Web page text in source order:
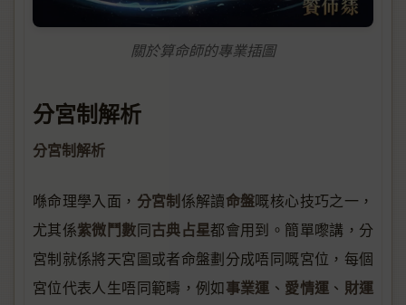
關於算命師的專業插圖
分宮制解析
分宮制解析
喺命理學入面， 分宮制係解讀命盤嘅核心技巧之一，
尤其係紫微鬥數同古典占星都會用到。簡單嚟講，分
宮制就係將天宮圖或者命盤劃分成唔同嘅宮位，每個
宮位代表人生唔同範疇，例如事業運 、 愛情運 、 財運